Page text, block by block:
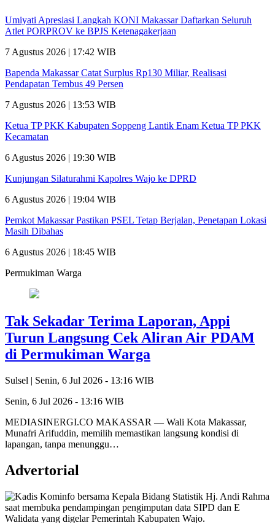
Umiyati Apresiasi Langkah KONI Makassar Daftarkan Seluruh
Atlet PORPROV ke BPJS Ketenagakerjaan
7 Agustus 2026 | 17:42 WIB
Bapenda Makassar Catat Surplus Rp130 Miliar, Realisasi
Pendapatan Tembus 49 Persen
7 Agustus 2026 | 13:53 WIB
Ketua TP PKK Kabupaten Soppeng Lantik Enam Ketua TP PKK
Kecamatan
6 Agustus 2026 | 19:30 WIB
Kunjungan Silaturahmi Kapolres Wajo ke DPRD
6 Agustus 2026 | 19:04 WIB
Pemkot Makassar Pastikan PSEL Tetap Berjalan, Penetapan Lokasi
Masih Dibahas
6 Agustus 2026 | 18:45 WIB
Permukiman Warga
Tak Sekadar Terima Laporan, Appi
Turun Langsung Cek Aliran Air PDAM
di Permukiman Warga
Sulsel | Senin, 6 Jul 2026 - 13:16 WIB
Senin, 6 Jul 2026 - 13:16 WIB
MEDIASINERGI.CO MAKASSAR — Wali Kota Makassar,
Munafri Arifuddin, memilih memastikan langsung kondisi di
lapangan, tanpa menunggu…
Advertorial